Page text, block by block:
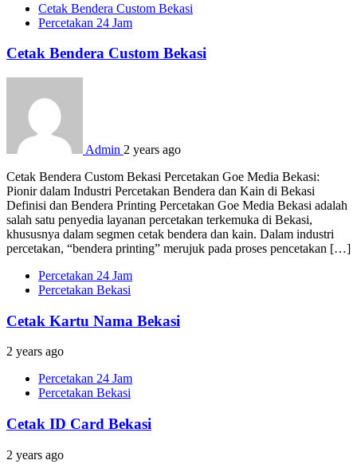
Cetak Bendera Custom Bekasi
Percetakan 24 Jam
Cetak Bendera Custom Bekasi
Admin 2 years ago
Cetak Bendera Custom Bekasi Percetakan Goe Media Bekasi:
Pionir dalam Industri Percetakan Bendera dan Kain di Bekasi
Definisi dan Bendera Printing Percetakan Goe Media Bekasi adalah
salah satu penyedia layanan percetakan terkemuka di Bekasi,
khususnya dalam segmen cetak bendera dan kain. Dalam industri
percetakan, “bendera printing” merujuk pada proses pencetakan […]
Percetakan 24 Jam
Percetakan Bekasi
Cetak Kartu Nama Bekasi
2 years ago
Percetakan 24 Jam
Percetakan Bekasi
Cetak ID Card Bekasi
2 years ago